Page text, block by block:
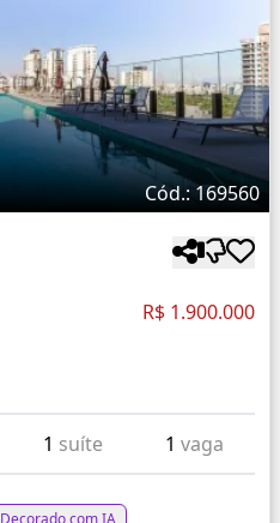
Cód.: 169560
R$ 1.900.000
1 suíte 1 vaga